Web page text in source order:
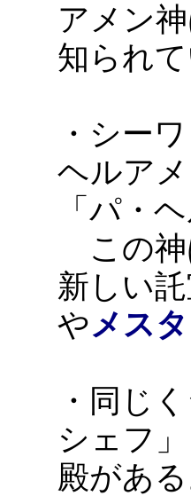
アメン
知られて
・シー
ヘルア
「パ・
この神
新しい
やメス
・同じ
シェフ
殿があ